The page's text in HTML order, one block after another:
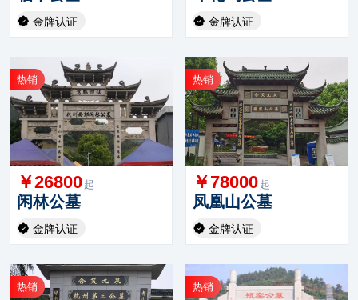
金牌认证 金牌认证
热销
￥26800 起
闲林公墓
金牌认证
热销
￥78000 起
凤凰山公墓
金牌认证
热销 热销